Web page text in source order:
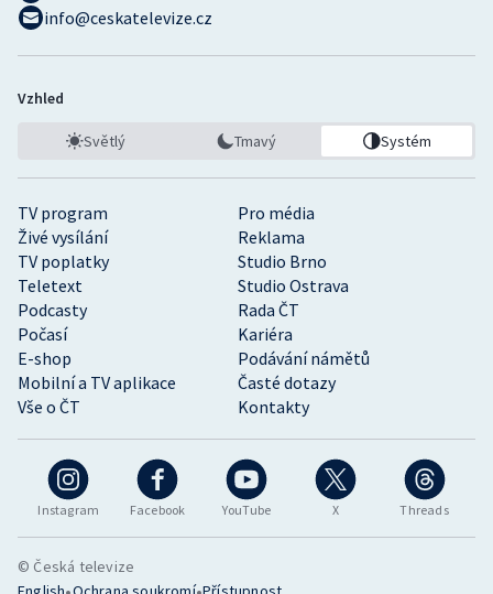
Instagram Facebook YouTube X Threads
TV program
Pro média
Živé vysílání
Reklama
TV poplatky
Studio Brno
Teletext
Studio Ostrava
Podcasty
Rada ČT
Počasí
Kariéra
E-shop
Podávání námětů
Mobilní a TV aplikace
Časté dotazy
Vše o ČT
Kontakty
info@ceskatelevize.cz
Vzhled
Světlý Tmavý Systém
© Česká televize